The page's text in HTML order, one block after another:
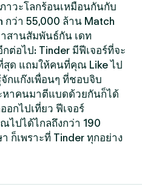
าวะโลกร้อนเหมือนกันกับ
ว่า 55,000 ล้าน Match
สานสัมพันธ์กัน เดท
ต่อไป: Tinder มีฟีเจอร์ที่จะ
ด แถมให้คนที่คุณ Like ไป
กแก๊งเพื่อนๆ ที่ชอบจิบ
าคนมาตีแบดด้วยกันก็ได้
กไปเที่ยว ฟีเจอร์
ไปได้ไกลถึงกว่า 190
ก็เพราะที่ Tinder ทุกอย่าง